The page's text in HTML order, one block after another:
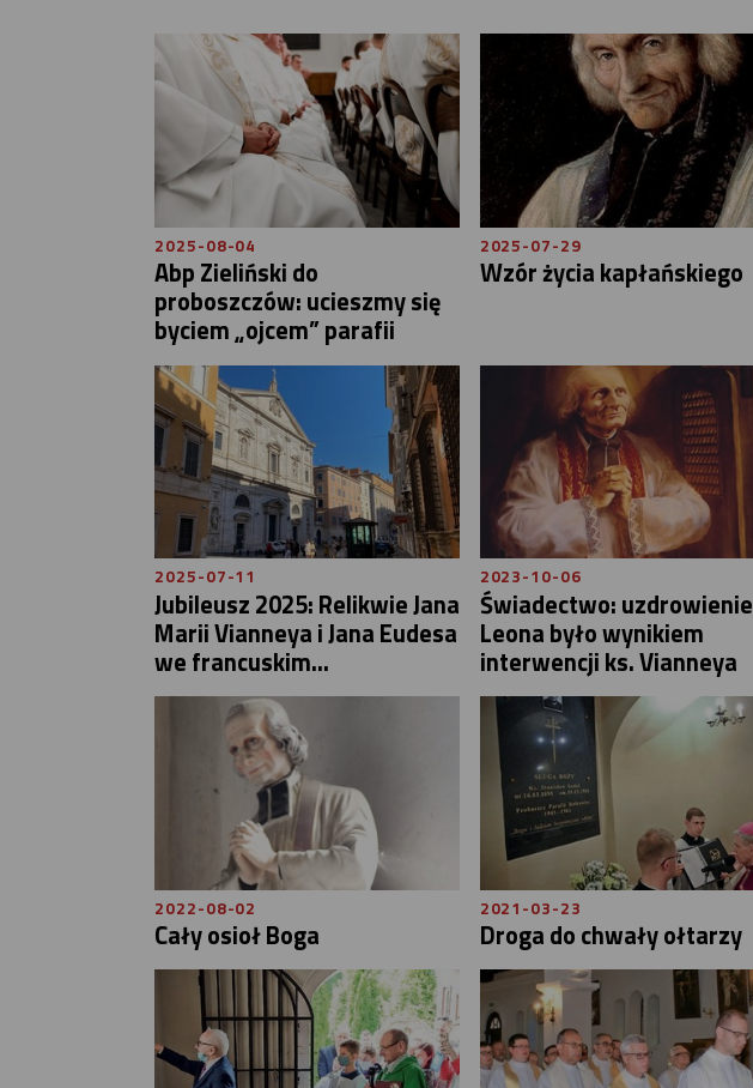
2025-08-04
Abp Zieliński do
proboszczów: ucieszmy się
byciem „ojcem” parafii
2025-07-29
Wzór życia kapłańskiego
2025-07-11
Jubileusz 2025: Relikwie Jana
Marii Vianneya i Jana Eudesa
we francuskim...
2023-10-06
Świadectwo: uzdrowienie
Leona było wynikiem
interwencji ks. Vianneya
2022-08-02
Cały osioł Boga
2021-03-23
Droga do chwały ołtarzy